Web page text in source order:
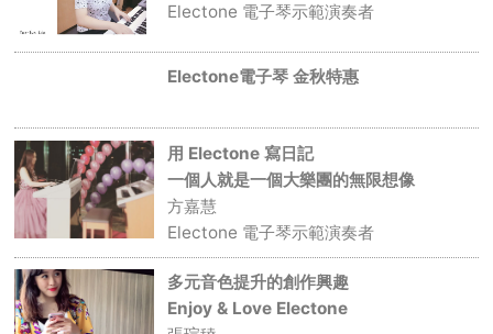
Electone 電子琴示範演奏者
Electone電子琴 金秋特惠
用 Electone 寫日記
一個人就是一個大樂團的無限想像
方嘉慧
Electone 電子琴示範演奏者
多元音色提升的創作興趣
Enjoy & Love Electone